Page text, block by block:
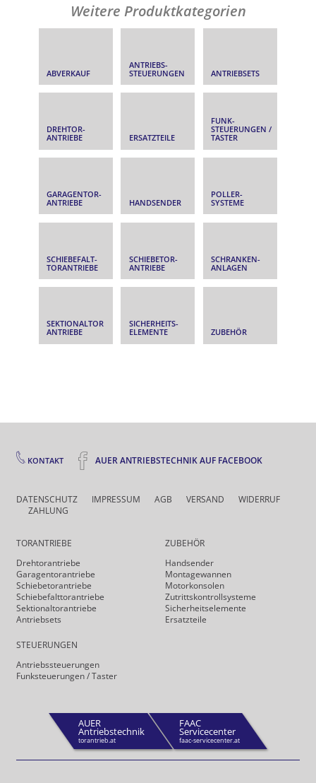
Weitere Produktkategorien
ABVERKAUF
ANTRIEBS­
STEUERUNGEN
ANTRIEBSETS
DREHTOR­
ANTRIEBE
ERSATZTEILE
FUNK­
STEUERUNGEN /
TASTER
GARAGENTOR­
ANTRIEBE
HANDSENDER
POLLER­
SYSTEME
SCHIEBEFALT­
TORANTRIEBE
SCHIEBETOR­
ANTRIEBE
SCHRANKEN­
ANLAGEN
SEKTIONALTOR
ANTRIEBE
SICHERHEITS­
ELEMENTE
ZUBEHÖR
KONTAKT AUER ANTRIEBSTECHNIK AUF FACEBOOK
DATENSCHUTZ IMPRESSUM AGB VERSAND
WIDERRUF
ZAHLUNG
TORANTRIEBE
Drehtor­antriebe
Garagentorantriebe
Schiebetorantriebe
Schiebefalt­torantriebe
Sektionaltorantriebe
Antriebsets
STEUERUNGEN
Antriebs­steuerungen
Funk­steuerungen / Taster
ZUBEHÖR
Handsender
Montagewannen
Motorkonsolen
Zutrittskontrollsysteme
Sicherheits­elemente
Ersatzteile
AUER
Antriebstechnik
torantrieb.at
FAAC
Servicecenter
faac-servicecenter.at